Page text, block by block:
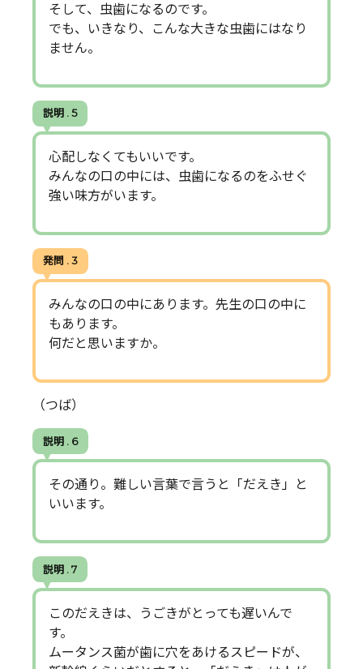
そして、虫歯になるのです。
でも、いきなり、こんな大きな虫歯にはなり
ません。
説明 . 5
心配しなくてもいいです。
みんなの口の中には、虫歯になるのをふせぐ
強い味方がいます。
発問 . 3
みんなの口の中にあります。先生の口の中に
もあります。
何だと思いますか。
（つば）
説明 . 6
その通り。難しい言葉で言うと「だえき」と
いいます。
説明 . 7
このだえきは、うごきがとっても遅いんで
す。
ムータンス菌が歯に穴をあけるスピードが、